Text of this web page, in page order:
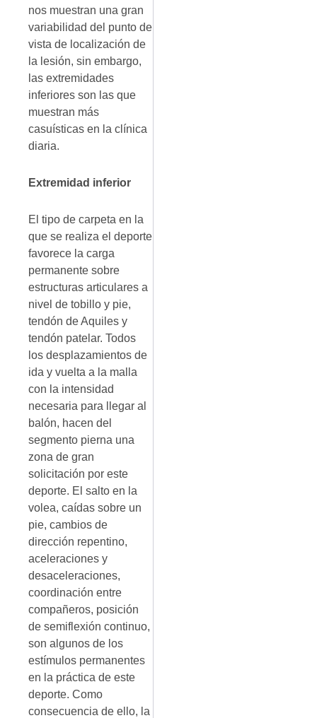
nos muestran una gran
variabilidad del punto de
vista de localización de
la lesión, sin embargo,
las extremidades
inferiores son las que
muestran más
casuísticas en la clínica
diaria.
Extremidad inferior
El tipo de carpeta en la
que se realiza el deporte
favorece la carga
permanente sobre
estructuras articulares a
nivel de tobillo y pie,
tendón de Aquiles y
tendón patelar. Todos
los desplazamientos de
ida y vuelta a la malla
con la intensidad
necesaria para llegar al
balón, hacen del
segmento pierna una
zona de gran
solicitación por este
deporte. El salto en la
volea, caídas sobre un
pie, cambios de
dirección repentino,
aceleraciones y
desaceleraciones,
coordinación entre
compañeros, posición
de semiflexión continuo,
son algunos de los
estímulos permanentes
en la práctica de este
deporte. Como
consecuencia de ello, la